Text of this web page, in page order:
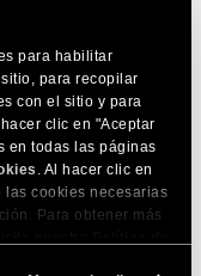
para habilitar
para recopilar
con el sitio y para
clic en "Aceptar
en todas las páginas
. Al hacer clic en
las cookies necesarias
Para obtener más